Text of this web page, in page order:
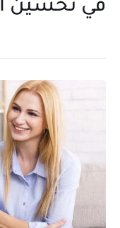
في تحسين